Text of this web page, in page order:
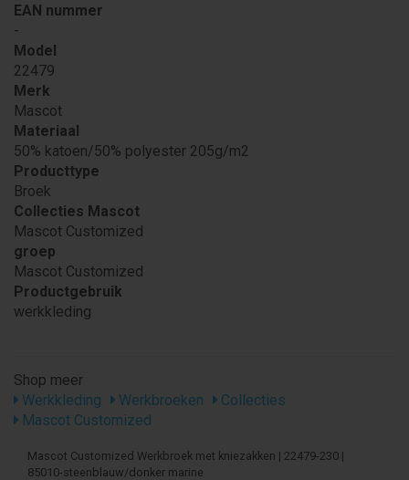
EAN nummer
-
Model
22479
Merk
Mascot
Materiaal
50% katoen/50% polyester 205g/m2
Producttype
Broek
Collecties Mascot
Mascot Customized
groep
Mascot Customized
Productgebruik
werkkleding
Shop meer
Werkkleding
Werkbroeken
Collecties
Mascot Customized
Mascot Customized Werkbroek met kniezakken | 22479-230 |
85010-steenblauw/donker marine